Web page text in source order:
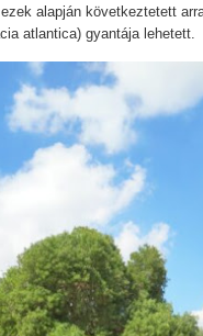
alapján következtetett
atlantica) gyantája lehetett.